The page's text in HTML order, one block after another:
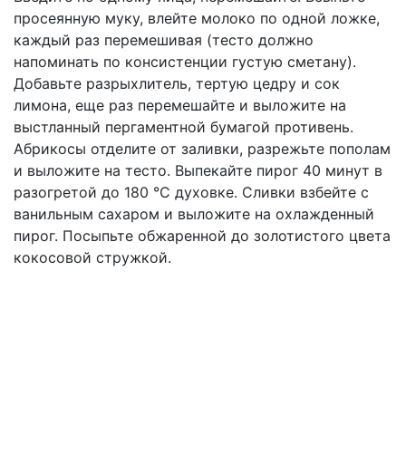
просеянную муку, влейте молоко по одной ложке,
каждый раз перемешивая (тесто должно
напоминать по консистенции густую сметану).
Добавьте разрыхлитель, тертую цедру и сок
лимона, еще раз перемешайте и выложите на
выстланный пергаментной бумагой противень.
Абрикосы отделите от заливки, разрежьте пополам
и выложите на тесто. Выпекайте пирог 40 минут в
разогретой до 180 °С духовке. Сливки взбейте с
ванильным сахаром и выложите на охлажденный
пирог. Посыпьте обжаренной до золотистого цвета
кокосовой стружкой.